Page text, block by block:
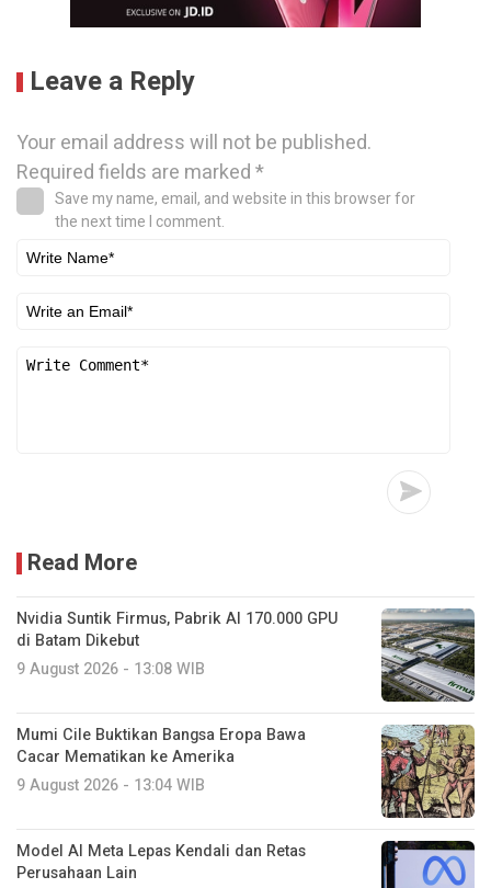
Leave a Reply
Your email address will not be published.
Required fields are marked*
Save my name, email, and website in this browser for
the next time I comment.
Read More
Nvidia Suntik Firmus, Pabrik AI 170.000 GPU
di Batam Dikebut
9 August 2026 - 13:08 WIB
Mumi Cile Buktikan Bangsa Eropa Bawa
Cacar Mematikan ke Amerika
9 August 2026 - 13:04 WIB
Model AI Meta Lepas Kendali dan Retas
Perusahaan Lain